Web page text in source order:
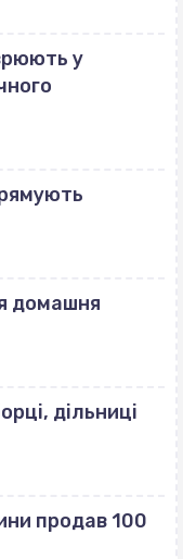
у
домашня
дільниці
продав 100